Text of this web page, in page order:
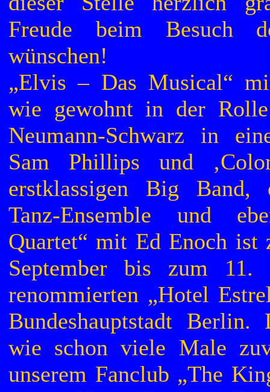
Freude beim Besuch
wünschen!
„Elvis – Das Musical“
wie gewohnt in der
Neumann-Schwarz in
Sam Phillips und
erstklassigen Big Band,
Tanz-Ensemble und
Quartet“ mit Ed Enoch ist
September bis zum
renommierten „Hotel
Bundeshauptstadt
wie schon viele Male
unserem Fanclub „The